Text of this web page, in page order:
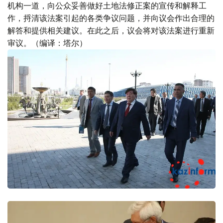
机构一道，向公众妥善做好土地法修正案的宣传和解释工
作，捋清该法案引起的各类争议问题，并向议会作出合理的
解答和提供相关建议。在此之后，议会将对该法案进行重新
审议。（编译：塔尔）